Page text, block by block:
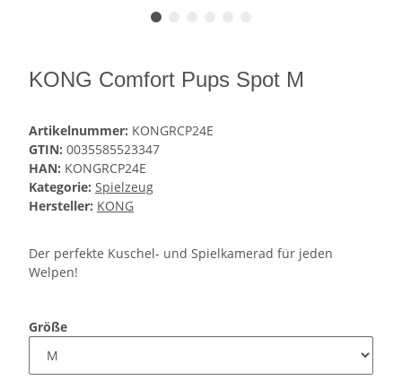
KONG Comfort Pups Spot M
Artikelnummer: KONGRCP24E
GTIN: 0035585523347
HAN: KONGRCP24E
Kategorie: Spielzeug
Hersteller: KONG
Der perfekte Kuschel- und Spielkamerad für jeden
Welpen!
Größe